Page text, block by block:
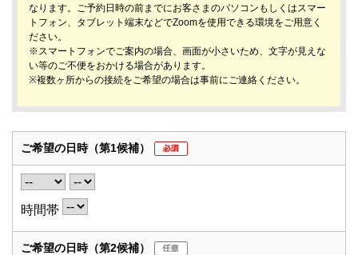
なります。ご予約日時の前までにお客さまのパソコンもしくはスマー
トフォン、タブレット端末などでZoomを使用できる環境をご用意く
ださい。
※スマートフォンでご案内の場合、画面が小さいため、文字が見えな
い等のご不便をおかける場合があります。
※複数ヶ所からの接続をご希望の場合は事前にご連絡ください。
ご希望の日時（第1候補）
時間帯
ご希望の日時（第2候補）